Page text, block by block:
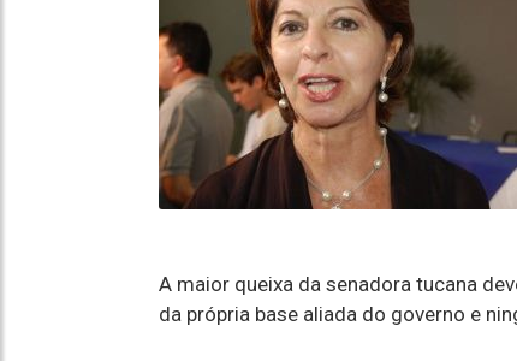
A maior queixa da senadora tucana
da própria base aliada do governo e